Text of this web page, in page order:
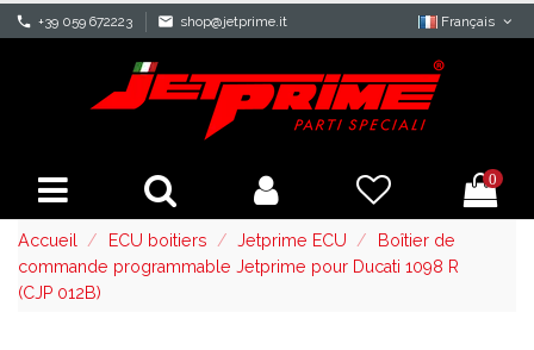
phone +39 059 672223 mail shop@jetprime.it Français
0
Accueil ECU boitiers Jetprime ECU
Boîtier de
commande programmable Jetprime pour Ducati 1098 R
(CJP 012B)